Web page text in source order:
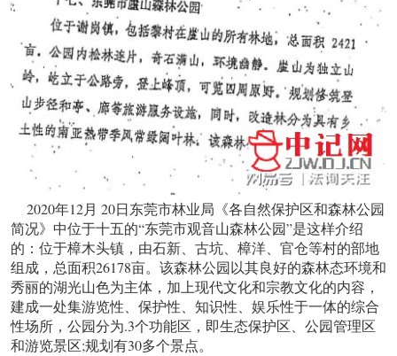
2020年12月 20日东莞市林业局《各自然保护区和森林公园
简况》中位于十五的“东莞市观音山森林公园”是这样介绍
的：位于樟木头镇，由石新、古坑、樟洋、官仓等村的部地
组成，总面积26178亩。该森林公园以其良好的森林态环境和
秀丽的湖光山色为主体，加上现代文化和宗教文化的内容，
建成一处集游览性、保护性、知识性、娱乐性于一体的综合
性场所，公园分为.3个功能区，即生态保护区、公园管理区
和游览景区;规划有30多个景点。